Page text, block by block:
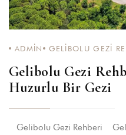
ADMIN GELIBOLU GEZI
Gelibolu Gezi
Huzurlu Bir Gezi
Gelibolu Gezi Rehberi